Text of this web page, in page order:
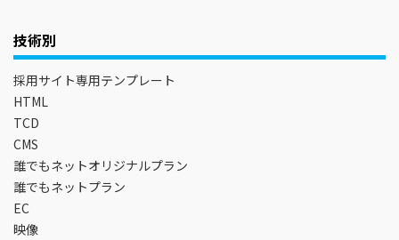
技術別
採用サイト専用テンプレート
HTML
TCD
CMS
誰でもネットオリジナルプラン
誰でもネットプラン
EC
映像